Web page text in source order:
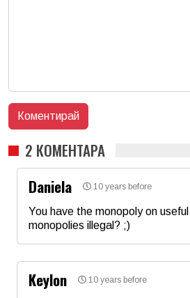
2 КОМЕНТАРА
Daniela
10 years before
You have the monopoly on
monopolies illegal? ;)
Email
Keylon 10 years before